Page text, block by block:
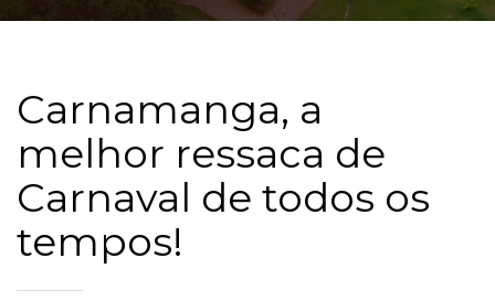
Carnamanga, a
melhor ressaca de
Carnaval de todos os
tempos!